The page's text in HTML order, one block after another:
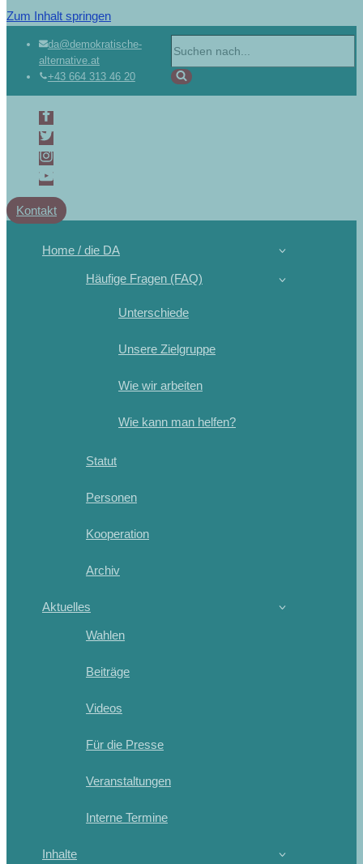
Zum Inhalt springen
da@demokratische-
alternative.at
+43 664 313 46 20
Kontakt
Home / die DA
Häufige Fragen (FAQ)
Unterschiede
Unsere Zielgruppe
Wie wir arbeiten
Wie kann man helfen?
Statut
Personen
Kooperation
Archiv
Aktuelles
Wahlen
Beiträge
Videos
Für die Presse
Veranstaltungen
Interne Termine
Inhalte